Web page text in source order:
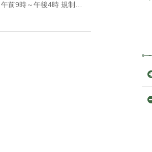
前9時～午後4時 規制内